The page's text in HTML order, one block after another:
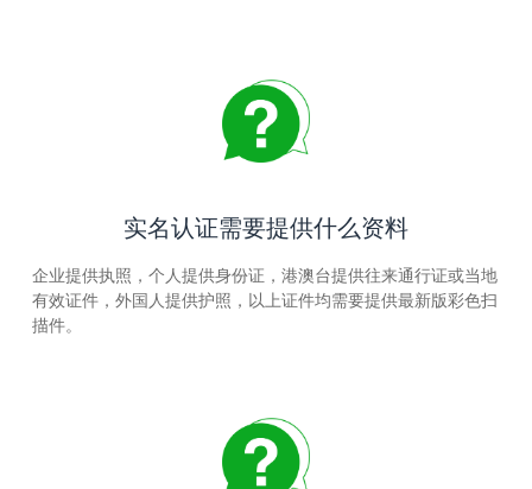
实名认证需要提供什么资料
企业提供执照，个人提供身份证，港澳台提供往来通行证或当地
有效证件，外国人提供护照，以上证件均需要提供最新版彩色扫
描件。